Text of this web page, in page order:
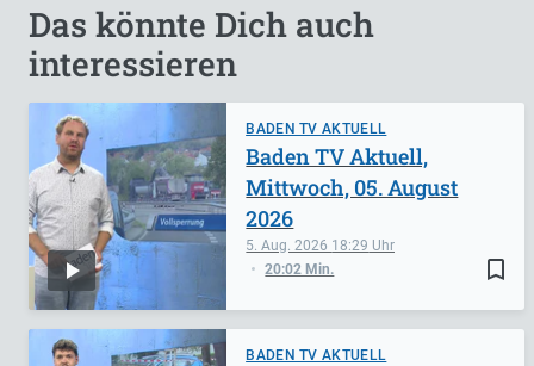
Das könnte Dich auch
interessieren
BADEN TV AKTUELL
bookmark_border
5. Aug. 2026 18:29
20:02 Min.
Baden TV Aktuell,
Mittwoch, 05. August
2026
BADEN TV AKTUELL